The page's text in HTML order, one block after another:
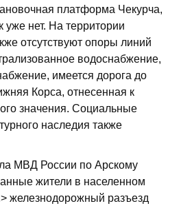
платформа Чекурча,
уже нет. На территории
отсутствуют опоры линий
водоснабжение,
имеется дорога до
Корса, отнесенная к
значения. Социальные
наследия также
МВД России по Арскому
жители в населенном
железнодорожный разъезд